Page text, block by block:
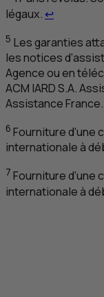
légaux. ↩Retour au
5 Les garanties
les notices
Agence ou en
ACM IARDS.A.
AssistanceFrance.
6 Fourniture
internationale à
7 Fourniture
internationale à